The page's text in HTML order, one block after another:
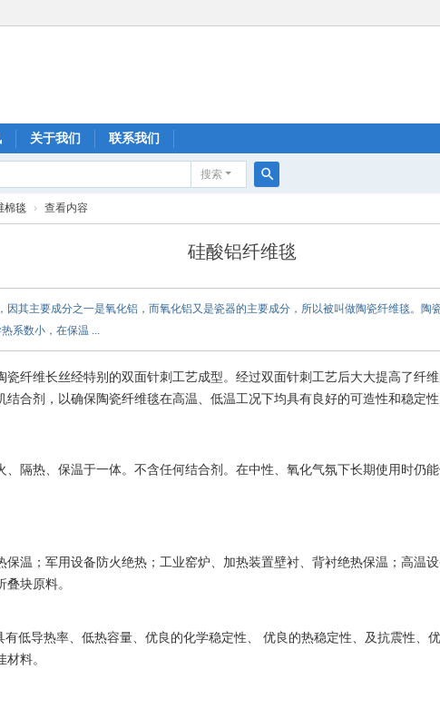
关于我们 联系我们
搜索
索
棉毯 › 查看内容
硅酸铝纤维毯
因其主要成分之一是氧化铝，而氧化铝又是瓷器的主要成分，所以被叫做陶瓷纤维毯。陶
系数小，在保温 ...
瓷纤维长丝经特别的双面针刺工艺成型。经过双面针刺工艺后大大提高了纤
合剂，以确保陶瓷纤维毯在高温、低温工况下均具有良好的可造性和稳定性
、隔热、保温于一体。不含任何结合剂。在中性、氧化气氛下长期使用时仍
保温；军用设备防火绝热；工业窑炉、加热装置壁衬、背衬绝热保温；高温
叠块原料。
有低导热率、低热容量、优良的化学稳定性、 优良的热稳定性、及抗震性、
料。